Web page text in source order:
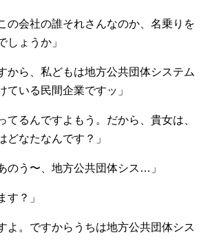
の会社の誰それさんなのか、名乗りを
しょうか」
から、私どもは地方公共団体システム
ている民間企業ですッ」
てるんですよもう。だから、貴女は、
どなたなんです？」
のう〜、地方公共団体シス…」
す？」
よ。ですからうちは地方公共団体シス